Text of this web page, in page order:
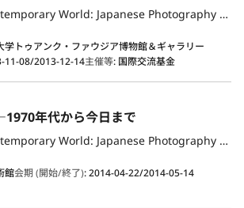
Gazing at the Contemporary World: Japanese Photography from the 1970s to the Present
学トゥアンク・ファウジア博物館＆ギャラリー
11-08/2013-12-14主催等: 国際交流基金
年代から今日まで
Gazing at the Contemporary World: Japanese Photography from the 1970s to the Present
館会期 (開始/終了):2014-04-22/2014-05-14